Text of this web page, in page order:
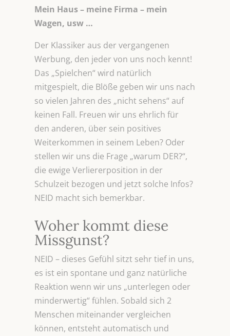
Mein Haus – meine Firma – mein
Wagen, usw …
Der Klassiker aus der vergangenen
Werbung, den jeder von uns noch kennt!
Das „Spielchen“ wird natürlich
mitgespielt, die Blöße geben wir uns nach
so vielen Jahren des „nicht sehens“ auf
keinen Fall. Freuen wir uns ehrlich für
den anderen, über sein positives
Weiterkommen in seinem Leben? Oder
stellen wir uns die Frage „warum DER?“,
die ewige Verliererposition in der
Schulzeit bezogen und jetzt solche Infos?
NEID macht sich bemerkbar.
Woher kommt diese
Missgunst?
NEID – dieses Gefühl sitzt sehr tief in uns,
es ist ein spontane und ganz natürliche
Reaktion wenn wir uns „unterlegen oder
minderwertig“ fühlen. Sobald sich 2
Menschen miteinander vergleichen
können, entsteht automatisch und